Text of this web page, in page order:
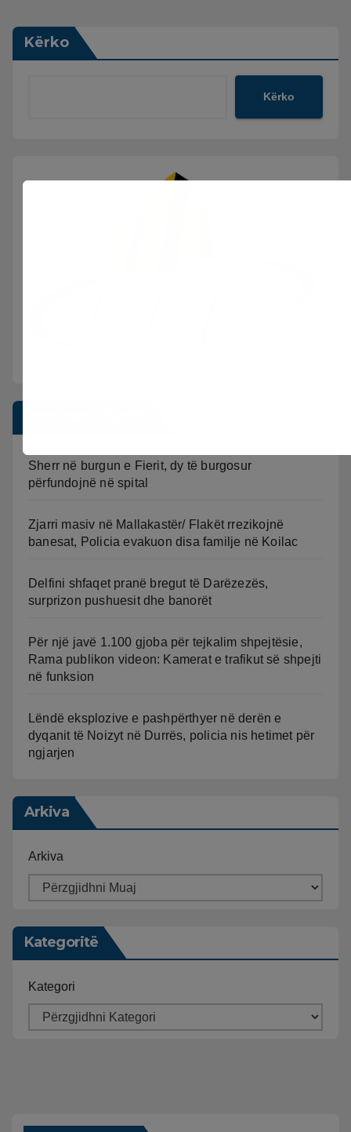
Kërko
Kërko
Sherr në burgun e Fierit, dy të burgosur
përfundojnë në spital
Zjarri masiv në Mallakastër/ Flakët rrezikojnë
banesat, Policia evakuon disa familje në Koilac
Delfini shfaqet pranë bregut të Darëzezës,
surprizon pushuesit dhe banorët
Për një javë 1.100 gjoba për tejkalim shpejtësie,
Rama publikon videon: Kamerat e trafikut së shpejti
në funksion
Lëndë eksplozive e pashpërthyer në derën e
dyqanit të Noizyt në Durrës, policia nis hetimet për
ngjarjen
Arkiva
Arkiva
Kategoritë
Kategori